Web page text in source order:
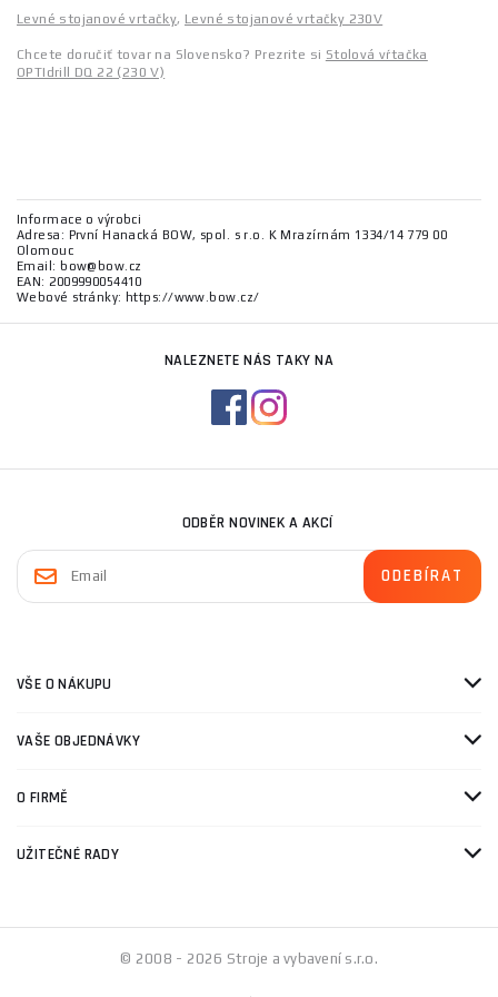
Levné stojanové vrtačky, Levné stojanové vrtačky 230V
Chcete doručiť tovar na Slovensko? Prezrite si Stolová vŕtačka
OPTIdrill DQ 22 (230 V)
Informace o výrobci
Adresa: První Hanacká BOW, spol. s r.o. K Mrazírnám 1334/14 779 00
Olomouc
Email: bow@bow.cz
EAN: 2009990054410
Webové stránky: https://www.bow.cz/
NALEZNETE NÁS TAKY NA
ODBĚR NOVINEK A AKCÍ
VŠE O NÁKUPU
VAŠE OBJEDNÁVKY
O FIRMĚ
UŽITEČNÉ RADY
© 2008 - 2026 Stroje a vybavení s.r.o.